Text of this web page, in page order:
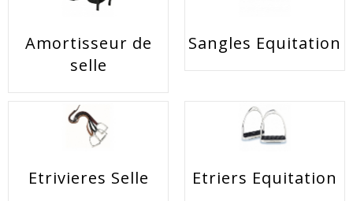
Amortisseur de
selle
Sangles Equitation
Etrivieres Selle Etriers Equitation